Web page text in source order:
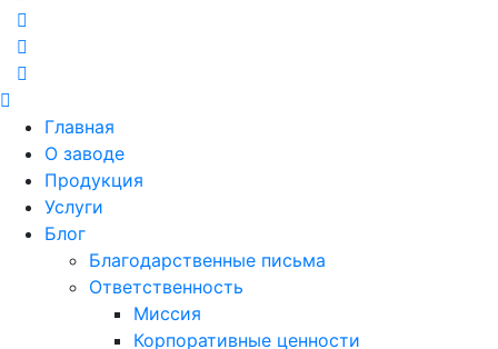
Главная
О заводе
Продукция
Услуги
Блог
Благодарственные письма
Ответственность
Миссия
Корпоративные ценности